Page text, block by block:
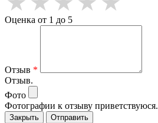
Оценка от 1 до 5
Отзыв *
Отзыв.
Фото
Фотографии к отзыву приветствуюся.
Закрыть Отправить